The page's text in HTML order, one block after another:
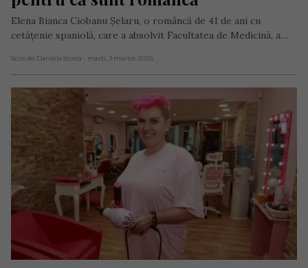
Elena Bianca Ciobanu Șelaru, o româncă de 41 de ani cu
cetățenie spaniolă, care a absolvit Facultatea de Medicină, a…
Scris de Daniela Stoica - marți, 3 martie 2026